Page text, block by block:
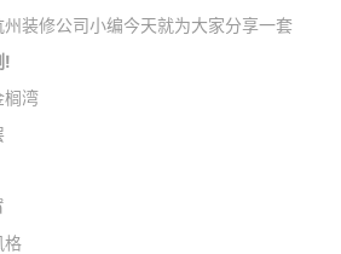
装修公司小编今天就为大家分享一套
!
湾